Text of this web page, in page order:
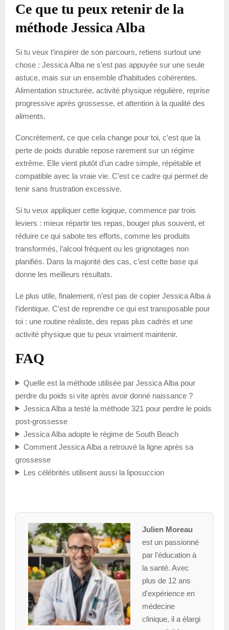
Ce que tu peux retenir de la
méthode Jessica Alba
Si tu veux t’inspirer de son parcours, retiens surtout une
chose : Jessica Alba ne s’est pas appuyée sur une seule
astuce, mais sur un ensemble d’habitudes cohérentes.
Alimentation structurée, activité physique régulière, reprise
progressive après grossesse, et attention à la qualité des
aliments.
Concrètement, ce que cela change pour toi, c’est que la
perte de poids durable repose rarement sur un régime
extrême. Elle vient plutôt d’un cadre simple, répétable et
compatible avec la vraie vie. C’est ce cadre qui permet de
tenir sans frustration excessive.
Si tu veux appliquer cette logique, commence par trois
leviers : mieux répartir tes repas, bouger plus souvent, et
réduire ce qui sabote tes efforts, comme les produits
transformés, l’alcool fréquent ou les grignotages non
planifiés. Dans la majorité des cas, c’est cette base qui
donne les meilleurs résultats.
Le plus utile, finalement, n’est pas de copier Jessica Alba à
l’identique. C’est de reprendre ce qui est transposable pour
toi : une routine réaliste, des repas plus cadrés et une
activité physique que tu peux vraiment maintenir.
FAQ
Quelle est la méthode utilisée par Jessica Alba pour
perdre du poids si vite après avoir donné naissance ?
Jessica Alba a testé la méthode 321 pour perdre le poids
post-grossesse
Jessica Alba adopte le régime de South Beach
Comment Jessica Alba a retrouvé la ligne après sa
grossesse
Les célébrités utilisent aussi la liposuccion
Julien Moreau
est un passionné
par l'éducation à
la santé. Avec
plus de 12 ans
d'expérience en
médecine
clinique, il a élargi